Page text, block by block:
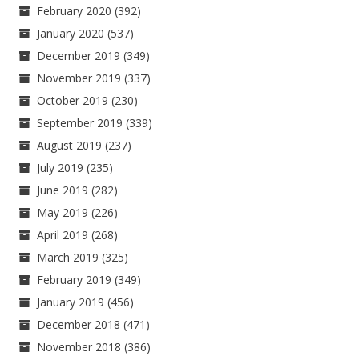
February 2020 (392)
January 2020 (537)
December 2019 (349)
November 2019 (337)
October 2019 (230)
September 2019 (339)
August 2019 (237)
July 2019 (235)
June 2019 (282)
May 2019 (226)
April 2019 (268)
March 2019 (325)
February 2019 (349)
January 2019 (456)
December 2018 (471)
November 2018 (386)